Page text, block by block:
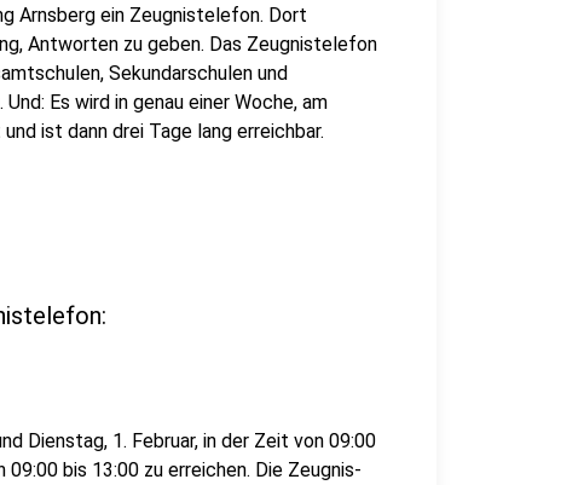
Arnsberg ein Zeugnistelefon. Dort
Antworten zu geben. Das Zeugnistelefon
Sekundarschulen und
Es wird in genau einer Woche, am
ist dann drei Tage lang erreichbar.
Dienstag, 1. Februar, in der Zeit von 09:00
bis 13:00 zu erreichen. Die Zeugnis-